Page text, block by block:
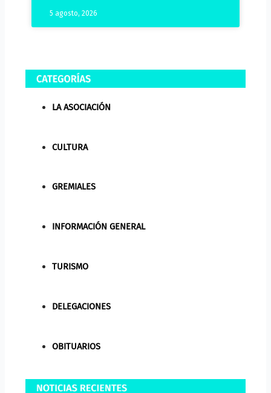
5 agosto, 2026
LA ASOCIACIÓN
CULTURA
GREMIALES
INFORMACIÓN GENERAL
TURISMO
DELEGACIONES
OBITUARIOS